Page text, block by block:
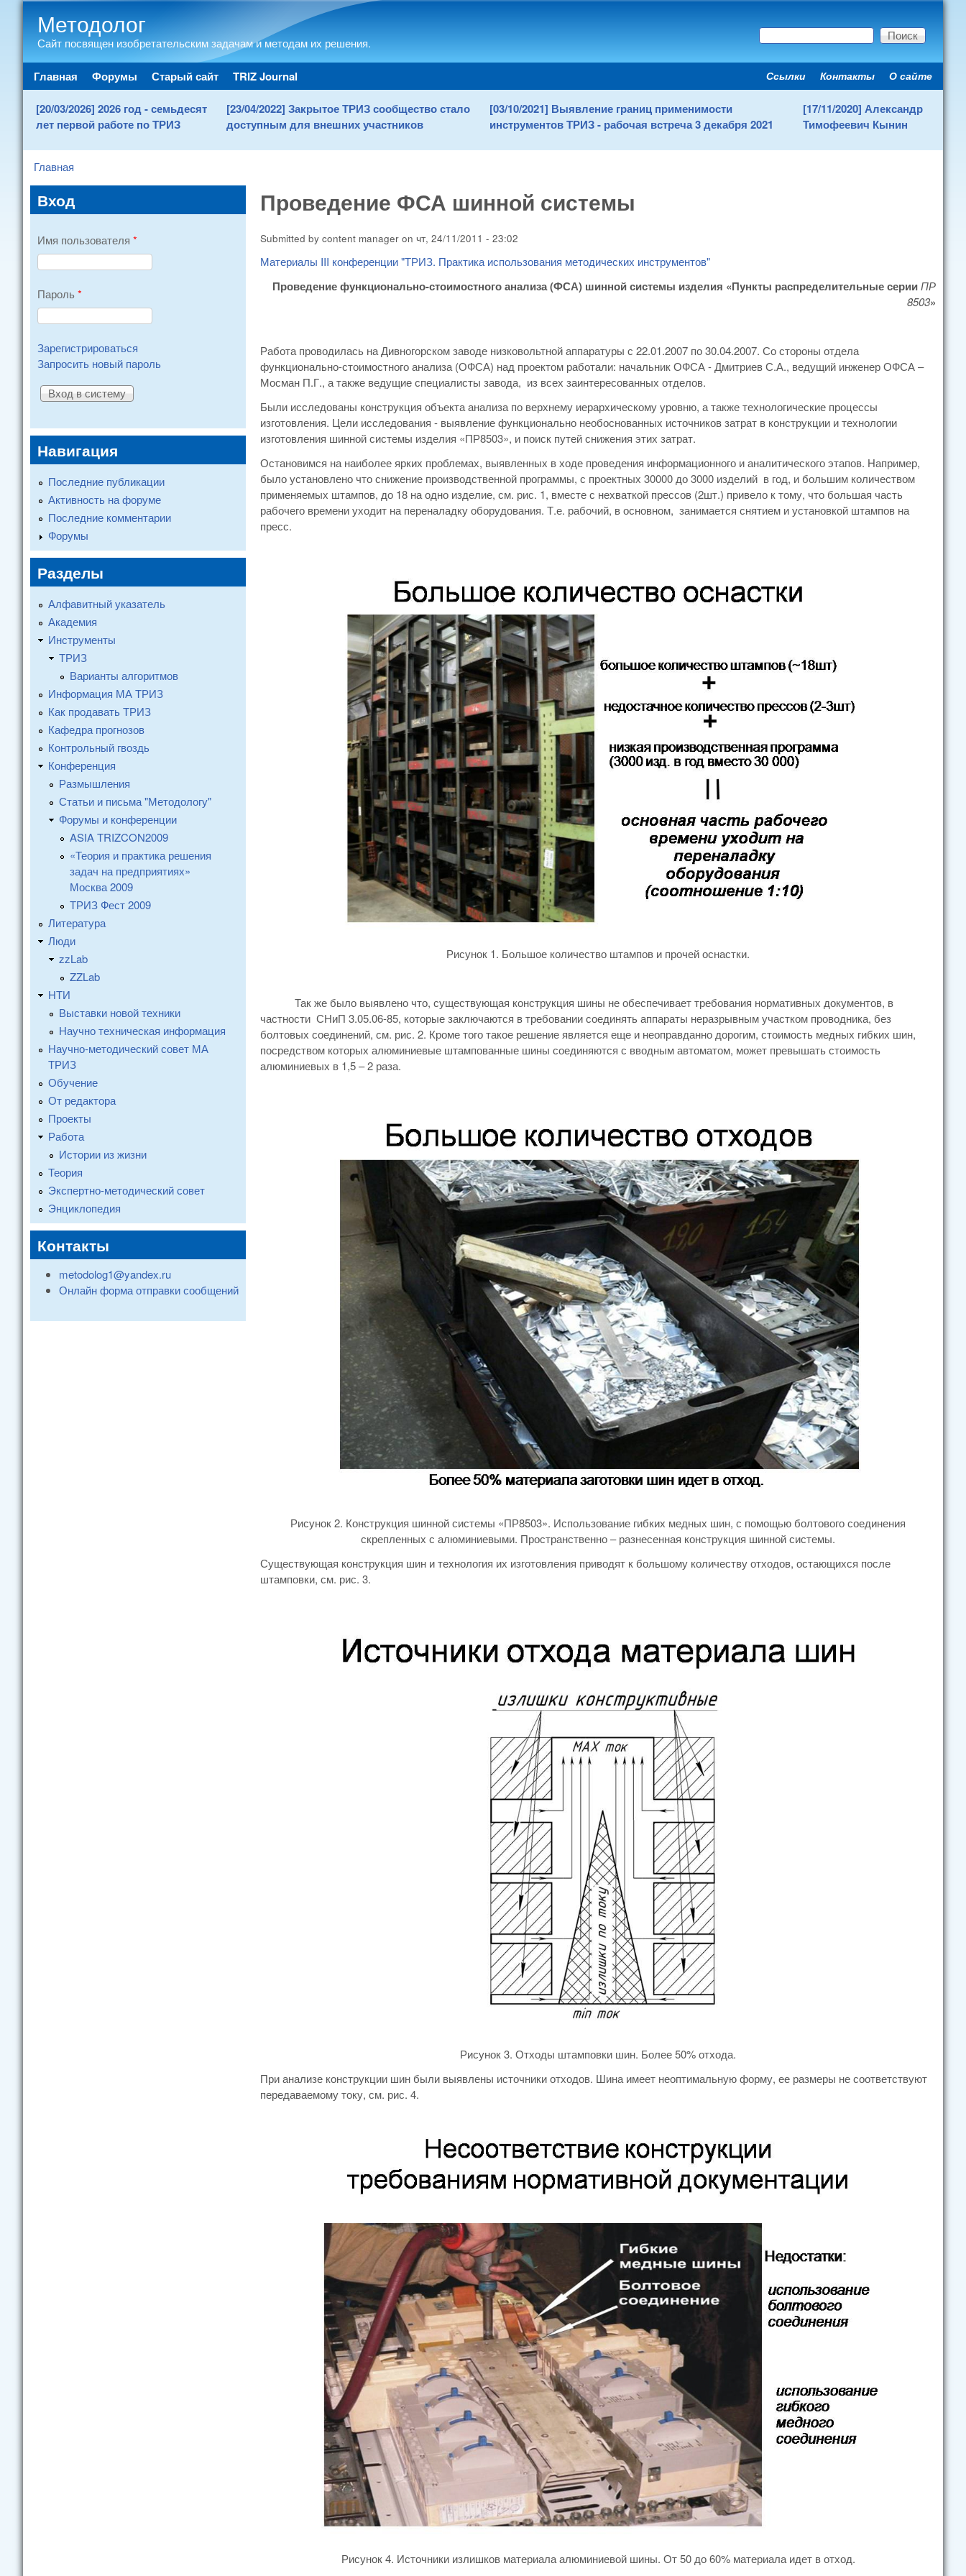
Методолог
Сайт посвящен изобретательским задачам и методам их решения. Форма поиска
Поиск
Main menu
Главная Форумы Старый сайт TRIZ Journal Secondary menu
Ссылки Контакты О сайте
[20/03/2026] 2026 год - семьдесят
лет первой работе по ТРИЗ
[23/04/2022] Закрытое ТРИЗ сообщество стало
доступным для внешних участников
[03/10/2021] Выявление границ применимости
инструментов ТРИЗ - рабочая встреча 3 декабря 2021
[17/11/2020] Александр
Тимофеевич Кынин
You are here
Главная
Проведение ФСА шинной системы
Submitted by content manager on чт, 24/11/2011 - 23:02
Материалы III конференции "ТРИЗ. Практика использования методических инструментов"
Проведение функционально-стоимостного анализа (ФСА) шинной системы изделия «Пункты распределительные серииПР
8503»
Работа проводилась на Дивногорском заводе низковольтной аппаратуры с 22.01.2007 по 30.04.2007. Со стороны отдела
функционально-стоимостного анализа (ОФСА) над проектом работали: начальник ОФСА - Дмитриев С.А., ведущий инженер ОФСА –
Мосман П.Г., а также ведущие специалисты завода, из всех заинтересованных отделов.
Были исследованы конструкция объекта анализа по верхнему иерархическому уровню, а также технологические процессы
изготовления. Цели исследования - выявление функционально необоснованных источников затрат в конструкции и технологии
изготовления шинной системы изделия «ПР8503», и поиск путей снижения этих затрат.
Остановимся на наиболее ярких проблемах, выявленных в ходе проведения информационного и аналитического этапов. Например,
было установлено что снижение производственной программы, с проектных 30000 до 3000 изделий в год, и большим количеством
применяемых штампов, до 18 на одно изделие, см. рис. 1, вместе с нехваткой прессов (2шт.) привело к тому, что большая часть
рабочего времени уходит на переналадку оборудования. Т.е. рабочий, в основном, занимается снятием и установкой штампов на
пресс.
Рисунок 1. Большое количество штампов и прочей оснастки.
Так же было выявлено что, существующая конструкция шины не обеспечивает требования нормативных документов, в
частности СНиП 3.05.06-85, которые заключаются в требовании соединять аппараты неразрывным участком проводника, без
болтовых соединений, см. рис. 2. Кроме того такое решение является еще и неоправданно дорогим, стоимость медных гибких шин,
посредством которых алюминиевые штампованные шины соединяются с вводным автоматом, может превышать стоимость
алюминиевых в 1,5 – 2 раза.
Рисунок 2. Конструкция шинной системы «ПР8503». Использование гибких медных шин, с помощью болтового соединения
скрепленных с алюминиевыми. Пространственно – разнесенная конструкция шинной системы.
Существующая конструкция шин и технология их изготовления приводят к большому количеству отходов, остающихся после
штамповки, см. рис. 3.
Рисунок 3. Отходы штамповки шин. Более 50% отхода.
При анализе конструкции шин были выявлены источники отходов. Шина имеет неоптимальную форму, ее размеры не соответствуют
передаваемому току, см. рис. 4.
Рисунок 4. Источники излишков материала алюминиевой шины. От 50 до 60% материала идет в отход.
Вход
Имя пользователя *
Пароль *
Зарегистрироваться
Запросить новый пароль
Навигация
Последние публикации
Активность на форуме
Последние комментарии
Форумы
Разделы
Алфавитный указатель
Академия
Инструменты
ТРИЗ
Варианты алгоритмов
Информация МА ТРИЗ
Как продавать ТРИЗ
Кафедра прогнозов
Контрольный гвоздь
Конференция
Размышления
Статьи и письма "Методологу"
Форумы и конференции
ASIA TRIZCON2009
«Теория и практика решения
задач на предприятиях»
Москва 2009
ТРИЗ Фест 2009
Литература
Люди
zzLab
ZZLab
НТИ
Выставки новой техники
Научно техническая информация
Научно-методический совет МА
ТРИЗ
Обучение
От редактора
Проекты
Работа
Истории из жизни
Теория
Экспертно-методический совет
Энциклопедия
Контакты
metodolog1@yandex.ru
Онлайн форма отправки сообщений